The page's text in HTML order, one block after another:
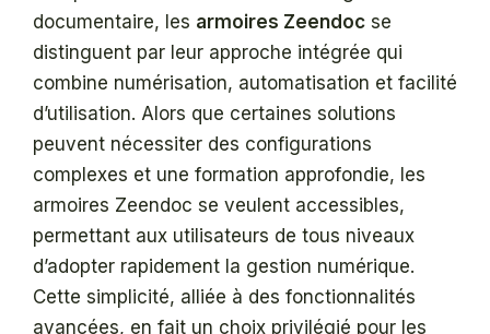
documentaire, les armoires Zeendoc se
distinguent par leur approche intégrée qui
combine numérisation, automatisation et facilité
d’utilisation. Alors que certaines solutions
peuvent nécessiter des configurations
complexes et une formation approfondie, les
armoires Zeendoc se veulent accessibles,
permettant aux utilisateurs de tous niveaux
d’adopter rapidement la gestion numérique.
Cette simplicité, alliée à des fonctionnalités
avancées, en fait un choix privilégié pour les